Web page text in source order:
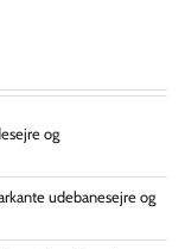
og
udebanesejre og